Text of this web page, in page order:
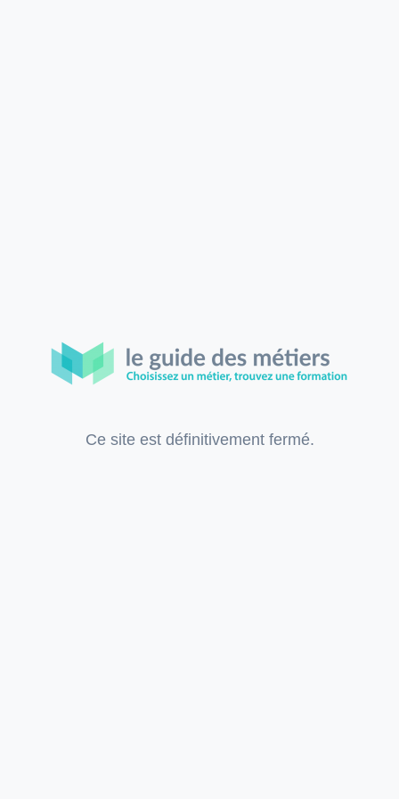
Ce site est définitivement fermé.